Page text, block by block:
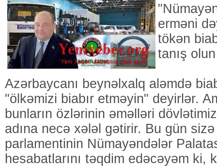
erməni
tökən
tanış olun
Azərbaycanı beynəlxalq aləmdə
"ölkəmizi biabır etməyin" deyirlər.
bunların özlərinin əməlləri
adına necə xələl gətirir. Bu gün
parlamentinin Nümayəndələr
hesabatlarını təqdim edəcəyəm ki,